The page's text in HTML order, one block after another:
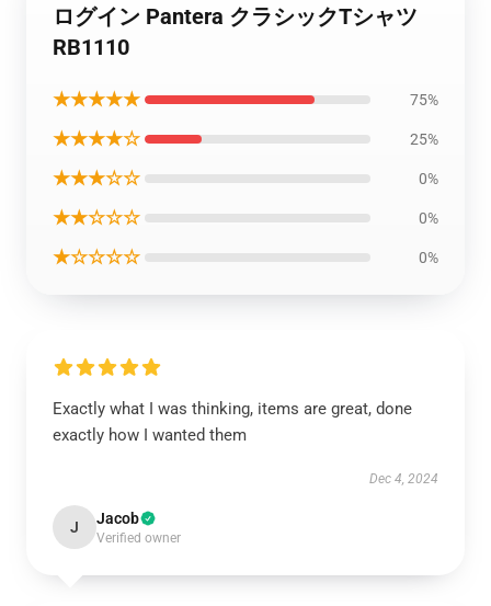
ログイン Pantera クラシックTシャツ
RB1110
★★★★★ 75%
★★★★☆ 25%
★★★☆☆ 0%
★★☆☆☆ 0%
★☆☆☆☆ 0%
Exactly what I was thinking, items are great, done
exactly how I wanted them
Dec 4, 2024
J Jacob
Verified owner